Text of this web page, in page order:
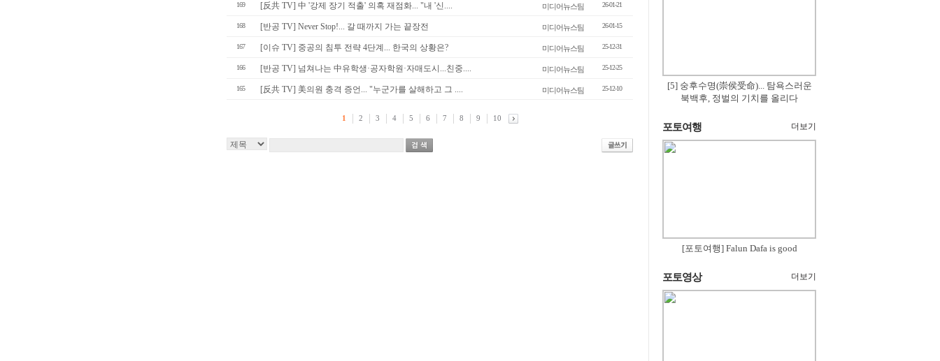
169 [反共 TV] 中 '강제 장기 적출' 의혹 재점화... "내 '신.... 미디어뉴스팀 26-01-21
168 [반공 TV] Never Stop!... 갈 때까지 가는 끝장전 미디어뉴스팀 26-01-15
167 [이슈 TV] 중공의 침투 전략 4단계... 한국의 상황은? 미디어뉴스팀 25-12-31
166 [반공 TV] 넘쳐나는 中유학생·공자학원·자매도시...친중.... 미디어뉴스팀 25-12-25
165 [反共 TV] 美의원 충격 증언... "누군가를 살해하고 그 .... 미디어뉴스팀 25-12-10
1 2 3 4 5 6 7 8 9 10
[5] 숭후수명(崇侯受命)... 탐욕스러운
북백후, 정벌의 기치를 올리다
포토여행 더보기
[포토여행] Falun Dafa is good
포토영상 더보기